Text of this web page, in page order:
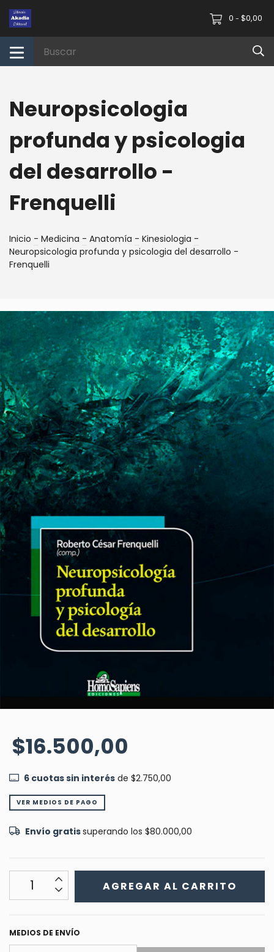
0 - $0,00
Neuropsicologia
profunda y psicologia
del desarrollo -
Frenquelli
Inicio - Medicina - Anatomía - Kinesiologia -
Neuropsicologia profunda y psicologia del desarrollo -
Frenquelli
$16.500,00
6cuotas sin interésde $2.750,00
VER MEDIOS DE PAGO
Envío gratissuperando los $80.000,00
MEDIOS DE ENVÍO